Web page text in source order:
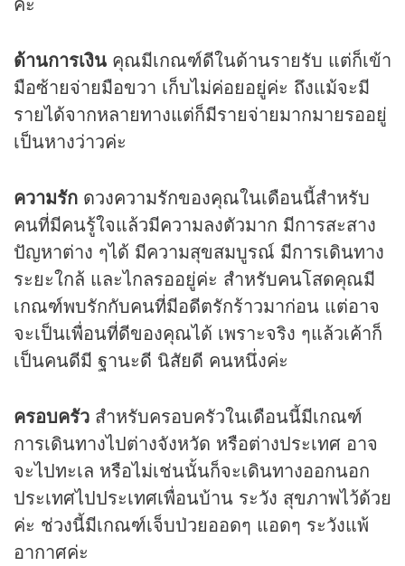
ด้านการเงิน คุณมีเกณฑ์ดีในด้านรายรับ แต่ก็เข้า
มือซ้ายจ่ายมือขวา เก็บไม่ค่อยอยู่ค่ะ ถึงแม้จะมี
รายได้จากหลายทางแต่ก็มีรายจ่ายมากมายรออยู่
เป็นหางว่าวค่ะ
ความรัก ดวงความรักของคุณในเดือนนี้สำหรับ
คนที่มีคนรู้ใจแล้วมีความลงตัวมาก มีการสะสาง
ปัญหาต่าง ๆได้ มีความสุขสมบูรณ์ มีการเดินทาง
ระยะใกล้ และไกลรออยู่ค่ะ สำหรับคนโสดคุณมี
เกณฑ์พบรักกับคนที่มีอดีตรักร้าวมาก่อน แต่อาจ
จะเป็นเพื่อนที่ดีของคุณได้ เพราะจริง ๆแล้วเค้าก็
เป็นคนดีมี ฐานะดี นิสัยดี คนหนึ่งค่ะ
ครอบครัว สำหรับครอบครัวในเดือนนี้มีเกณฑ์
การเดินทางไปต่างจังหวัด หรือต่างประเทศ อาจ
จะไปทะเล หรือไม่เช่นนั้นก็จะเดินทางออกนอก
ประเทศไปประเทศเพื่อนบ้าน ระวัง สุขภาพไว้ด้วย
ค่ะ ช่วงนี้มีเกณฑ์เจ็บป่วยออดๆ แอดๆ ระวังแพ้
อากาศค่ะ